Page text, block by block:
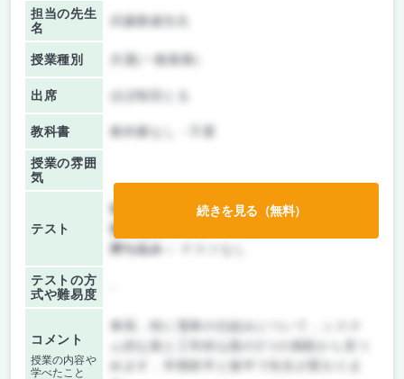
担当の先生
名
武藤雅威先生
授業種別 共通(一般教養)
出席 ほぼ毎回とる
教科書 教科書なし・不要
授業の雰囲
気
テスト
前期/中間：
テスト・レポート両方なし
後期/期末：
持ち込み：
テストの方
式や難易度
コメント
授業の内容や
学べたこと
車両，特に電車の仕組みについて，システ
ム的な面と工学的な面の2つの側面から見つ
続きを見る（無料）